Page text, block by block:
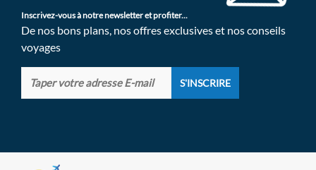
Inscrivez-vous à notre newsletter et profiter...
De nos bons plans, nos offres exclusives et nos conseils
voyages
S'INSCRIRE